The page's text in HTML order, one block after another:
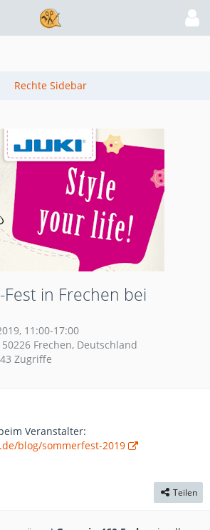
in Frechen bei
11:00-17:00
Frechen, Deutschland
Zugriffe
Veranstalter:
blog/sommerfest-2019
Teilen